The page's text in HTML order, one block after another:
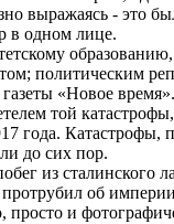
выражаясь - это
в одном лице.
политическим
газеты «Новое
той катастрофы,
года. Катастрофы,
до сих пор.
из сталинского
об
просто и